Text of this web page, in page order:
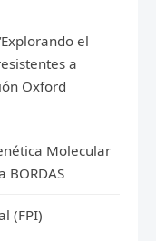
el
a
Oxford
Molecular
BORDAS
(FPI)